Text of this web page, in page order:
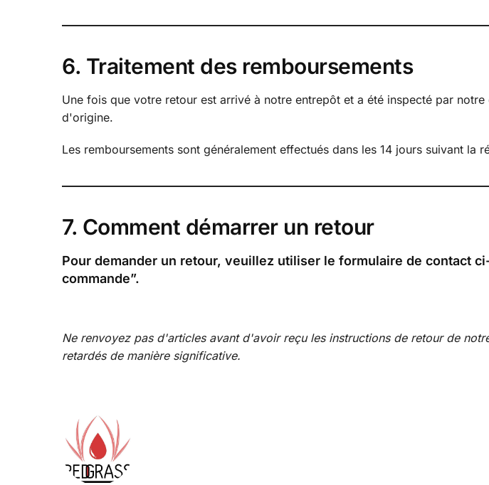
6. Traitement des remboursements
Une fois que votre retour est arrivé à notre entrepôt et a été inspecté par
d'origine.
Les remboursements sont généralement effectués dans les 14 jours suivant la
7. Comment démarrer un retour
Pour demander un retour, veuillez utiliser le formulaire de contact
commande”.
Ne renvoyez pas d'articles avant d'avoir reçu les instructions de retour de
retardés de manière significative.